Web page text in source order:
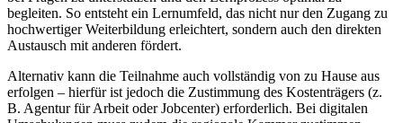
begleiten. So entsteht ein Lernumfeld, das nicht nur den Zugang zu
hochwertiger Weiterbildung erleichtert, sondern auch den direkten
Austausch mit anderen fördert.
Alternativ kann die Teilnahme auch vollständig von zu Hause aus
erfolgen – hierfür ist jedoch die Zustimmung des Kostenträgers (z.
B. Agentur für Arbeit oder Jobcenter) erforderlich. Bei digitalen